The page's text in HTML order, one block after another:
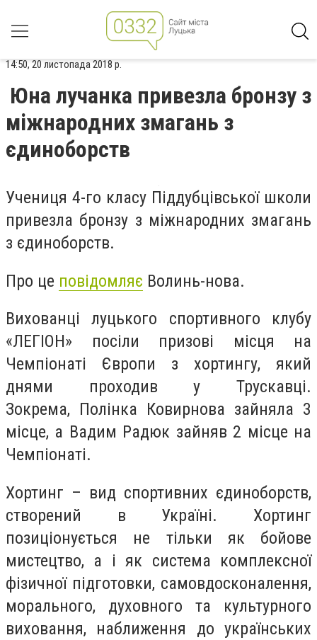
14:50, 20 листопада 2018 р.
Юна лучанка привезла бронзу з
міжнародних змагань з
єдиноборств
Учениця 4-го класу Піддубцівської школи
привезла бронзу з міжнародних змагань
з єдиноборств.
Про це повідомляє Волинь-нова.
Вихованці луцького спортивного клубу
«ЛЕГІОН» посіли призові місця на
Чемпіонаті Європи з хортингу, який
днями проходив у Трускавці.
Зокрема, Полінка Ковирнова зайняла 3
місце, а Вадим Радюк зайняв 2 місце на
Чемпіонаті.
Хортинг – вид спортивних єдиноборств,
створений в Україні. Хортинг
позиціонується не тільки як бойове
мистецтво, а і як система комплексної
фізичної підготовки, самовдосконалення,
морального, духовного та культурного
виховання, наближення до українських